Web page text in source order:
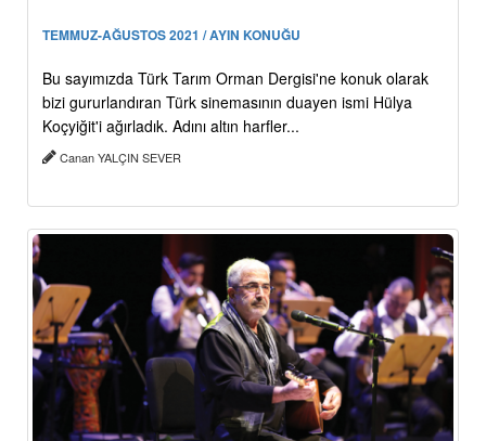
TEMMUZ-AĞUSTOS 2021 / AYIN KONUĞU
Bu sayımızda Türk Tarım Orman Dergisi'ne konuk olarak
bizi gururlandıran Türk sinemasının duayen ismi Hülya
Koçyiğit'i ağırladık. Adını altın harfler...
Canan YALÇIN SEVER